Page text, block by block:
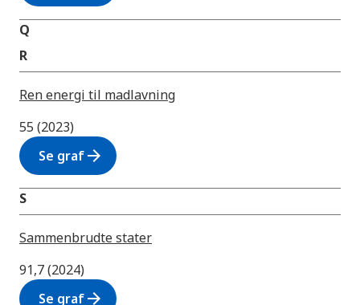
Q
R
Ren energi til madlavning
55 (2023)
Se grafarrow_forward
S
Sammenbrudte stater
91,7 (2024)
Se grafarrow_forward